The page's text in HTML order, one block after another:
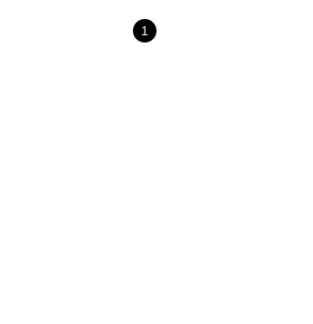
에서 제공하는 모든 서비스는 API 중심으로 설계되어 있기 때
1